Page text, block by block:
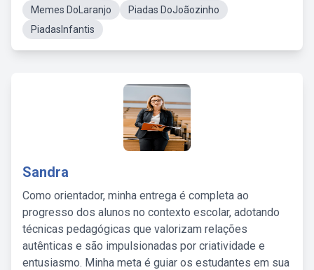
Memes DoLaranjo
Piadas DoJoãozinho
PiadasInfantis
Sandra
Como orientador, minha entrega é completa ao
progresso dos alunos no contexto escolar, adotando
técnicas pedagógicas que valorizam relações
autênticas e são impulsionadas por criatividade e
entusiasmo. Minha meta é guiar os estudantes em sua